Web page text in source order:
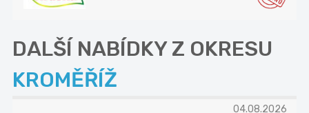
DALŠÍ NABÍDKY Z OKRESU
KROMĚŘÍŽ
04.08.2026